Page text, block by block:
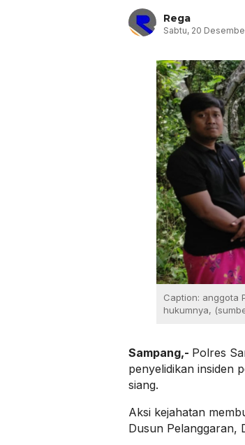
Rega
Sabtu, 20
Caption: anggota
hukumnya,
Sampang,- Polres
penyelidikan insiden
siang.
Aksi kejahatan
Dusun Pelanggaran,